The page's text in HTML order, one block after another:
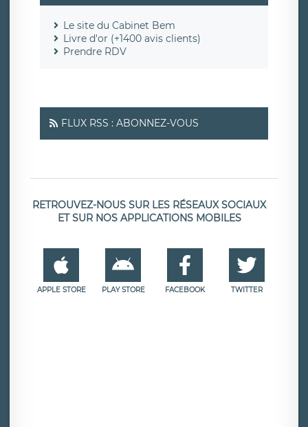
Le site du Cabinet Bem
Livre d'or (+1400 avis clients)
Prendre RDV
FLUX RSS : ABONNEZ-VOUS
RETROUVEZ-NOUS SUR LES RÉSEAUX SOCIAUX
ET SUR NOS APPLICATIONS MOBILES
APPLE STORE PLAY STORE FACEBOOK TWITTER